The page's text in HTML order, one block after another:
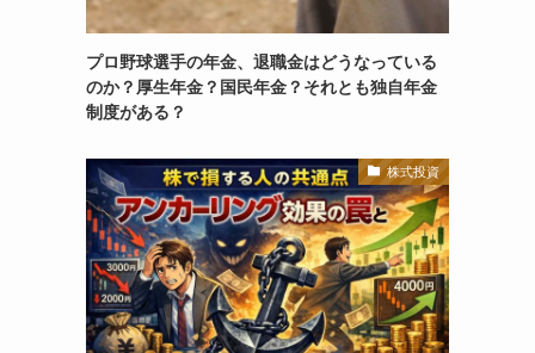
プロ野球選手の年金、退職金はどうなっている
のか？厚生年金？国民年金？それとも独自年金
制度がある？
株式投資